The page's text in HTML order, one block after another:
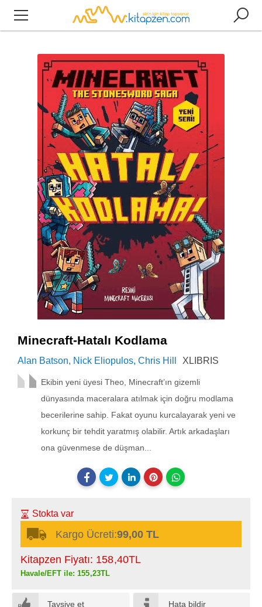
Minecraft-Hatalı Kodlama
Alan Batson, Nick Eliopulos, Chris Hill XLIBRIS
Ekibin yeni üyesi Theo, Minecraft’ın gizemli
dünyasında maceralara atılmak için doğru modlama
becerilerine sahip. Fakat oyunu kurcalayarak yeni ve
korkunç bir tehdit yaratmış olabilir. Artık arkadaşları
ona güvenmese de düşman...
Stokta var
Kargo Ücreti:99,00 TL
Kitapzen Fiyatı: 158,40TL
Havale/EFT ile: 155,23TL
Tavsiye et Hata bildir